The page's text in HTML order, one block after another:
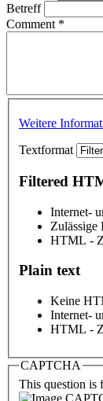
Betreff
Comment *
Weitere
Textformat
Filtered
Internet-
HTML -
Plain text
Keine
Internet-
HTML -
CAPTCHA
This question is